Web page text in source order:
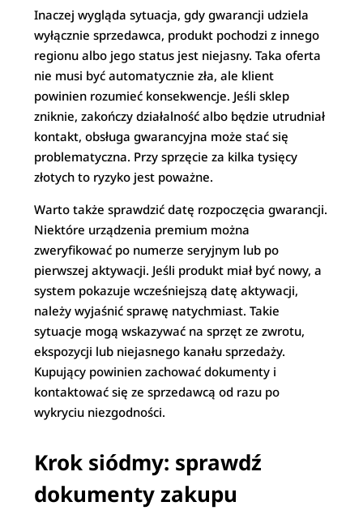
Inaczej wygląda sytuacja, gdy gwarancji udziela
wyłącznie sprzedawca, produkt pochodzi z innego
regionu albo jego status jest niejasny. Taka oferta
nie musi być automatycznie zła, ale klient
powinien rozumieć konsekwencje. Jeśli sklep
zniknie, zakończy działalność albo będzie utrudniał
kontakt, obsługa gwarancyjna może stać się
problematyczna. Przy sprzęcie za kilka tysięcy
złotych to ryzyko jest poważne.
Warto także sprawdzić datę rozpoczęcia gwarancji.
Niektóre urządzenia premium można
zweryfikować po numerze seryjnym lub po
pierwszej aktywacji. Jeśli produkt miał być nowy, a
system pokazuje wcześniejszą datę aktywacji,
należy wyjaśnić sprawę natychmiast. Takie
sytuacje mogą wskazywać na sprzęt ze zwrotu,
ekspozycji lub niejasnego kanału sprzedaży.
Kupujący powinien zachować dokumenty i
kontaktować się ze sprzedawcą od razu po
wykryciu niezgodności.
Krok siódmy: sprawdź
dokumenty zakupu